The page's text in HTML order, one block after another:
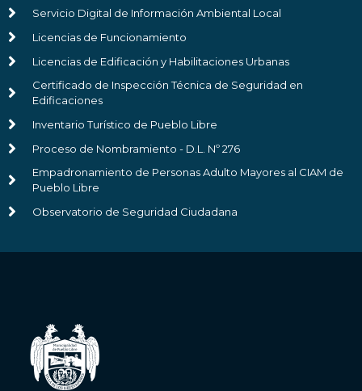
Servicio Digital de Información Ambiental Local
Licencias de Funcionamiento
Licencias de Edificación y Habilitaciones Urbanas
Certificado de Inspección Técnica de Seguridad en
Edificaciones
Inventario Turístico de Pueblo Libre
Proceso de Nombramiento - D.L. Nº 276
Empadronamiento de Personas Adulto Mayores al CIAM de
Pueblo Libre
Observatorio de Seguridad Ciudadana